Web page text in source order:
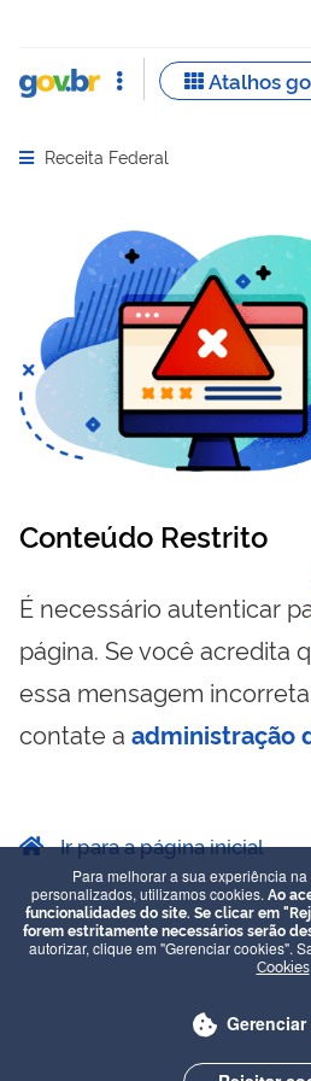
Abrir menu principal de navegação
Receita Federal
Conteúdo Restrito
É necessário autenticar
página. Se você acredita
essa mensagem
contate a administração
Ir para a página inicial
Para melhorar a sua experiência
personalizados, utilizamos cookies. Ao
funcionalidades do site. Se clicar em
forem estritamente necessários serão
autorizar, clique em "Gerenciar cookies".
Cookies.